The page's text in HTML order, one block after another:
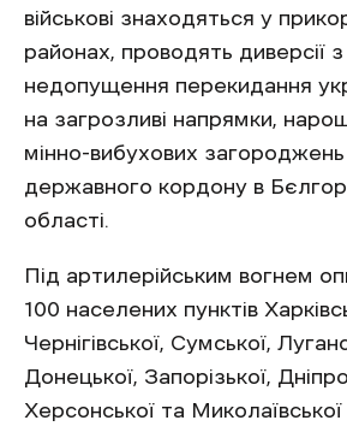
військові знаходяться у
районах, проводять диверсії
недопущення перекидання
на загрозливі напрямки,
мінно-вибухових
державного кордону в
області.
Під артилерійським вогнем
100 населених пунктів
Чернігівської, Сумської,
Донецької, Запорізької,
Херсонської та